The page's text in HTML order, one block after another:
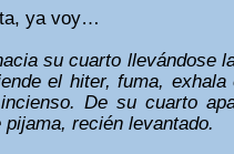
ya voy…
su cuarto llevándose
el hiter, fuma,
De su cuarto
recién levantado.